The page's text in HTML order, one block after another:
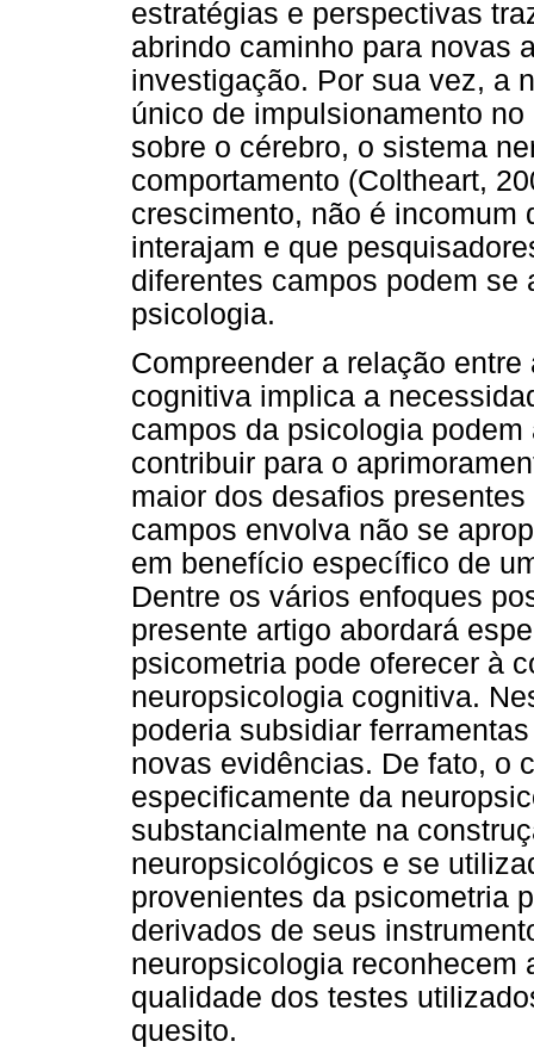
estratégias e perspectivas
abrindo caminho para novas
investigação. Por sua vez, a
único de impulsionamento
sobre o cérebro, o sistema
comportamento (Coltheart,
crescimento, não é incomum
interajam e que
diferentes campos podem se
psicologia.
Compreender a relação
cognitiva implica a
campos da psicologia
contribuir para o
maior dos desafios
campos envolva não se
em benefício específico de
Dentre os vários enfoques
presente artigo abordará
psicometria pode oferecer à
neuropsicologia cognitiva.
poderia subsidiar
novas evidências. De fato, o
especificamente da
substancialmente na
neuropsicológicos e se
provenientes da psicometria
derivados de seus
neuropsicologia reconhecem
qualidade dos testes
quesito.